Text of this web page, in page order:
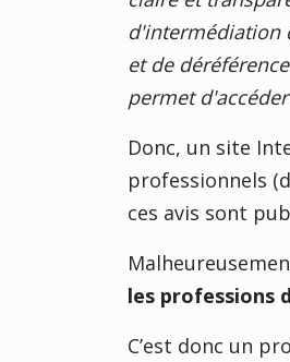
d'intermédiation
et de
permet d'accéder
Donc, un site
professionnels
ces avis sont
les professions
C’est donc un